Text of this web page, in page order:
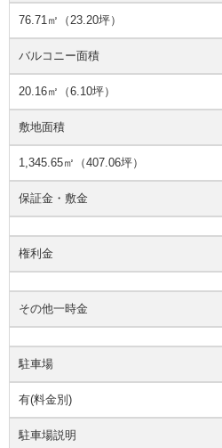
76.71㎡（23.20坪）
バルコニー面積
20.16㎡（6.10坪）
敷地面積
1,345.65㎡（407.06坪）
保証金・敷金
権利金
その他一時金
駐車場
有(料金別)
駐車場説明